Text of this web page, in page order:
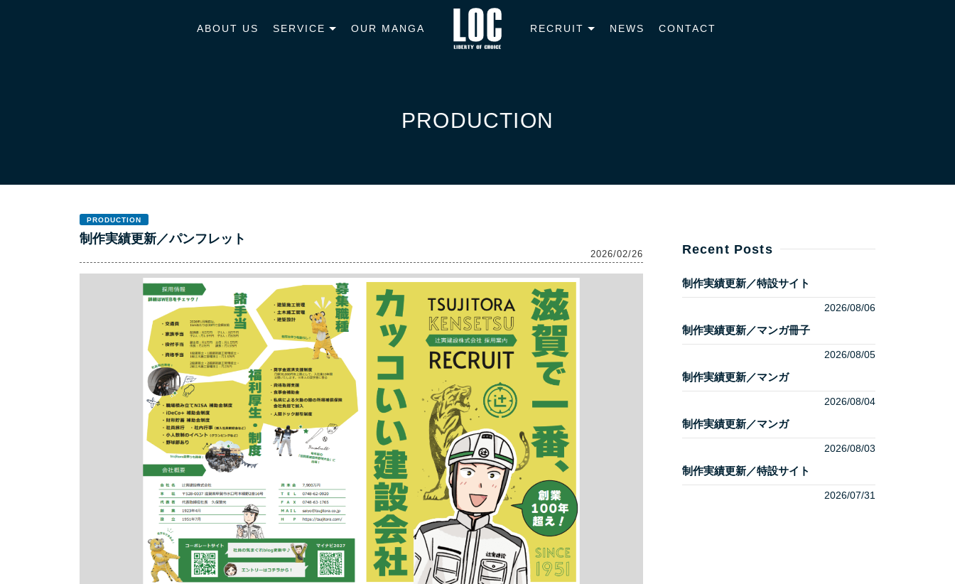
ABOUT US SERVICE OUR MANGA RECRUIT NEWS CONTACT
PRODUCTION
PRODUCTION
制作実績更新／パンフレット
2026/02/26 Recent Posts
制作実績更新／特設サイト
2026/08/06
制作実績更新／マンガ冊子
2026/08/05
制作実績更新／マンガ
2026/08/04
制作実績更新／マンガ
2026/08/03
制作実績更新／特設サイト
2026/07/31